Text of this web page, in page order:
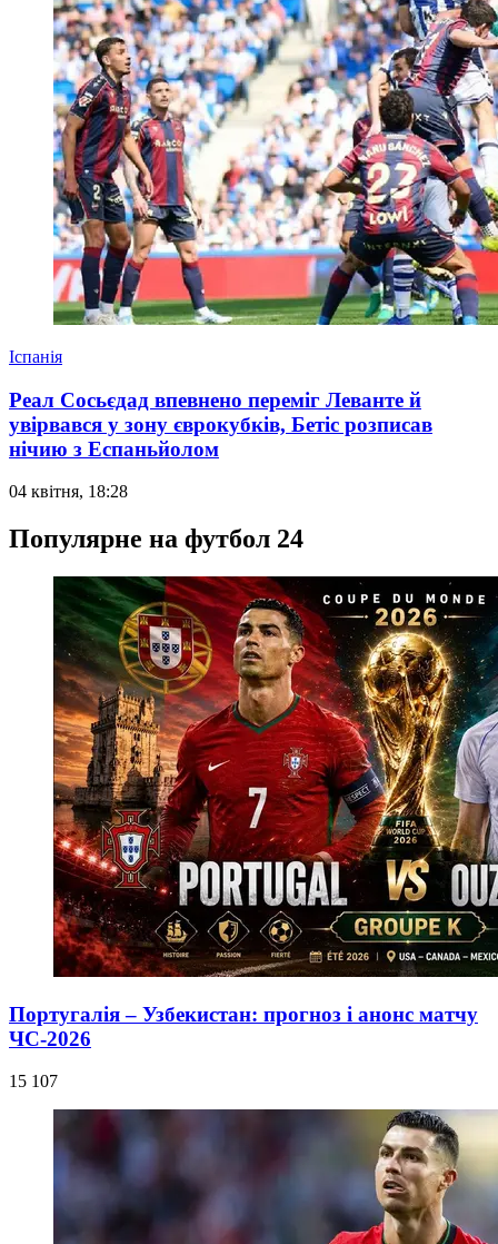
Іспанія
Реал Сосьєдад впевнено переміг Леванте й
увірвався у зону єврокубків, Бетіс розписав
нічию з Еспаньйолом
04 квітня, 18:28
Популярне на футбол 24
Португалія – Узбекистан: прогноз і анонс матчу
ЧС-2026
15 107